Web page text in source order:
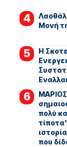
Μονή
Η
πολύ
που